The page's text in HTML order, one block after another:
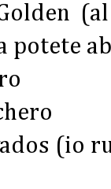
potete
(io